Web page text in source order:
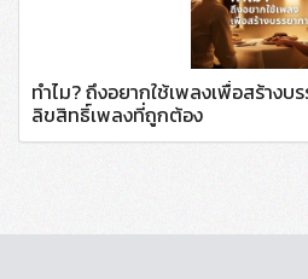
ทำไม? ถึงอยากใช้เพลงเพื่อสร้างบ
ลิขสิทธิ์เพลงที่ถูกต้อง